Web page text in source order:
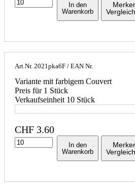
In den
Warenkorb
Art.Nr. 2021pka6F / EAN Nr.
Variante mit farbigem Couvert
Preis für 1 Stück
Verkaufseinheit 10 Stück
CHF 3.60
In den
Warenkorb